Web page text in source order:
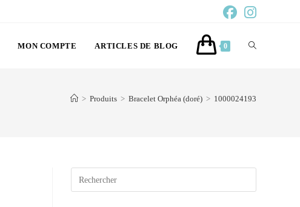
MON COMPTE ARTICLES DE BLOG 0
> Produits > Bracelet Orphéa (doré) > 1000024193